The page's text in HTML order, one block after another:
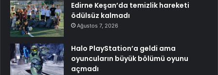
Edirne Keşan’da temizlik hareketi
ödülsüz kalmadı
Ağustos 7, 2026
Halo PlayStation’a geldi ama
oyuncuların büyük bölümü oyunu
açmadı